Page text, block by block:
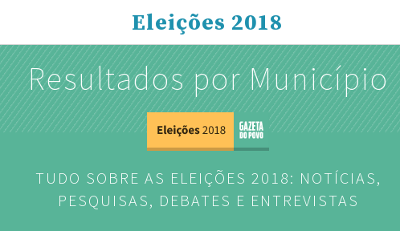
Eleições 2018
Resultados por Município
TUDO SOBRE AS ELEIÇÕES 2018: NOTÍCIAS,
PESQUISAS, DEBATES E ENTREVISTAS